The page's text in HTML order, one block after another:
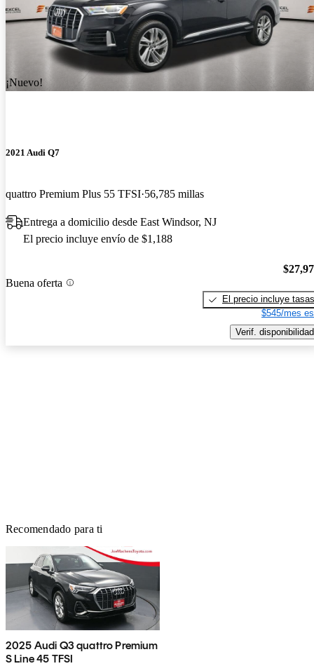
¡Nuevo!
2021 Audi Q7
quattro Premium Plus 55 TFSI 56,785 millas
Entrega a domicilio desde East Windsor, NJ
El precio incluye envío de $1,188
Buena oferta
El precio incluye tasas
$545/mes
Verif. disponibilidad
Recomendado para ti
2025 Audi Q3 quattro Premium
S Line 45 TFSI